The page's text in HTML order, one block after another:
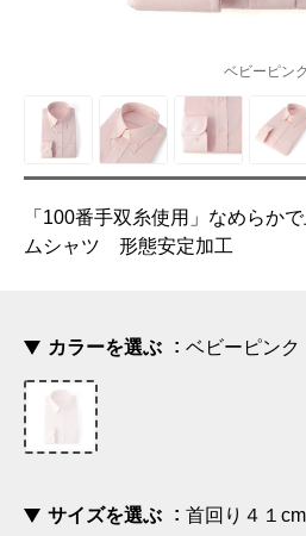
ベビーピンク
「100番手双糸使用」なめらか
ムシャツ 形態安定加工
カラーを選ぶ ベビーピンク
サイズを選ぶ 首回り４１